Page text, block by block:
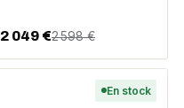
2 049 €2 598 €
En stock